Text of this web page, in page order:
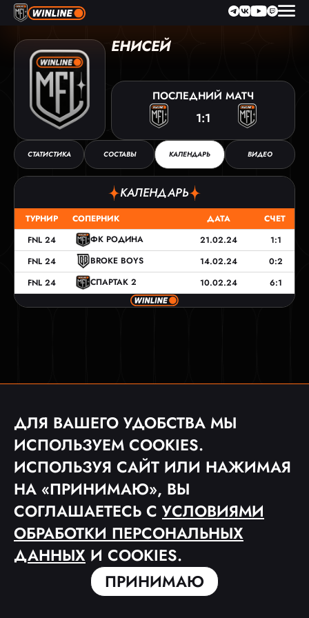
ЕНИСЕЙ
ПОСЛЕДНИЙ МАТЧ
1:1
СТАТИСТИКА СОСТАВЫ КАЛЕНДАРЬ ВИДЕО
КАЛЕНДАРЬ
ТУРНИР СОПЕРНИК ДАТА
СЧЕТ
FNL 24
ФК РОДИНА 21.02.24
1:1
FNL 24
BROKE BOYS 14.02.24
0:2
FNL 24
СПАРТАК 2 10.02.24 6:1
ДЛЯ ВАШЕГО УДОБСТВА МЫ
ИСПОЛЬЗУЕМ COOKIES.
ИСПОЛЬЗУЯ САЙТ ИЛИ НАЖИМАЯ
НА «ПРИНИМАЮ», ВЫ
СОГЛАШАЕТЕСЬ С УСЛОВИЯМИ
ОБРАБОТКИ ПЕРСОНАЛЬНЫХ
ДАННЫХ И COOKIES.
ПРИНИМАЮ